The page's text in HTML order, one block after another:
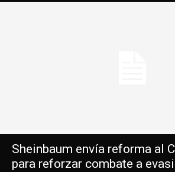
Sheinbaum envía reforma al
para reforzar combate a